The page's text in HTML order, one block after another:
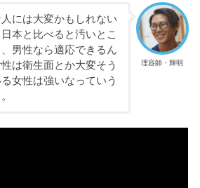
理容師・輝明
には大変かもしれない
本と比べると汚いとこ
男性なら適応できるん
は衛生面とか大変そう
女性は強いなっていう